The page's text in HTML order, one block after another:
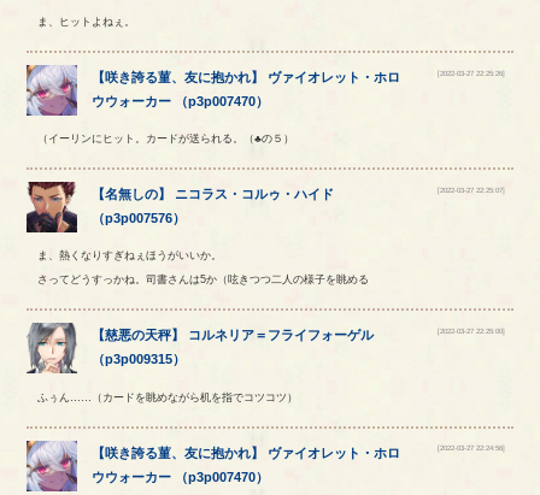
ま、ヒットよねぇ。
【咲き誇る菫、友に抱かれ】 ヴァイオレット ・ホロ
ウウォーカー （p3p007470）
[2022-03-27 22:25:26]
（イーリンにヒット。カードが送られる。（♣の５）
【名無しの】 ニコラス ・ コルゥ ・ハイド
（p3p007576）
[2022-03-27 22:25:07]
ま、熱くなりすぎねぇほうがいいか。
さってどうすっかね。司書さんは5か（呟きつつ二人の様子を眺める
【慈悪の天秤】 コルネリア＝ フライフォーゲル
（p3p009315）
[2022-03-27 22:25:00]
ふぅん……（カードを眺めながら机を指でコツコツ）
【咲き誇る菫、友に抱かれ】 ヴァイオレット ・ホロ
ウウォーカー （p3p007470）
[2022-03-27 22:24:56]